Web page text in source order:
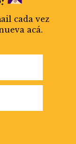
cada vez
acá.